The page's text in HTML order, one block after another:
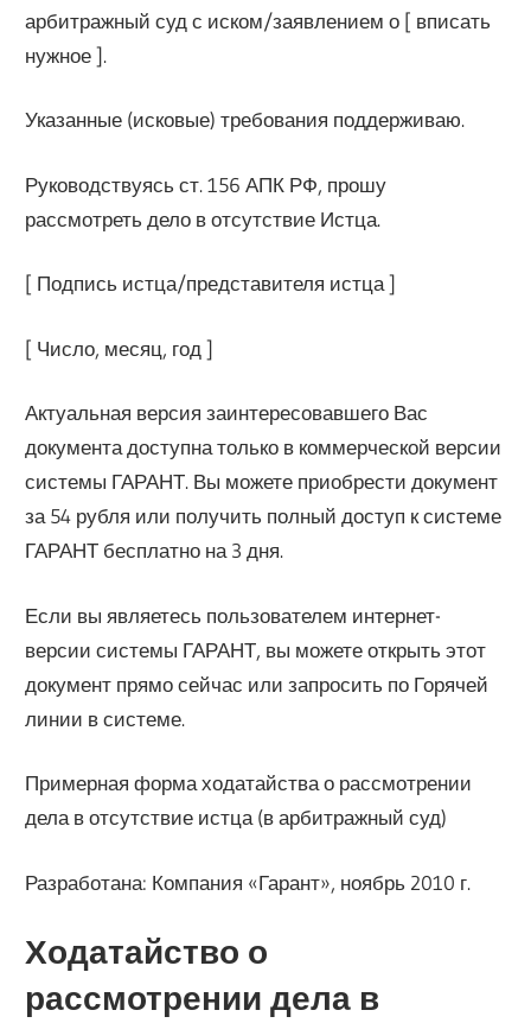
арбитражный суд с иском/заявлением о [ вписать
нужное ].
Указанные (исковые) требования поддерживаю.
Руководствуясь ст. 156 АПК РФ, прошу
рассмотреть дело в отсутствие Истца.
[ Подпись истца/представителя истца ]
[ Число, месяц, год ]
Актуальная версия заинтересовавшего Вас
документа доступна только в коммерческой версии
системы ГАРАНТ. Вы можете приобрести документ
за 54 рубля или получить полный доступ к системе
ГАРАНТ бесплатно на 3 дня.
Если вы являетесь пользователем интернет-
версии системы ГАРАНТ, вы можете открыть этот
документ прямо сейчас или запросить по Горячей
линии в системе.
Примерная форма ходатайства о рассмотрении
дела в отсутствие истца (в арбитражный суд)
Разработана: Компания «Гарант», ноябрь 2010 г.
Ходатайство о
рассмотрении дела в